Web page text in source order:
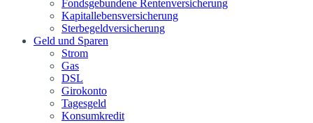
Fondsgebundene Rentenversicherung
Kapitallebensversicherung
Sterbegeldversicherung
Geld und Sparen
Strom
Gas
DSL
Girokonto
Tagesgeld
Konsumkredit